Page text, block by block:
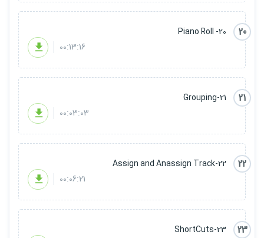
20
20- Piano Roll
00:13:16
21
21-Grouping
00:03:03
22
22-Assign and Anassign Track
00:06:21
23
23-ShortCuts